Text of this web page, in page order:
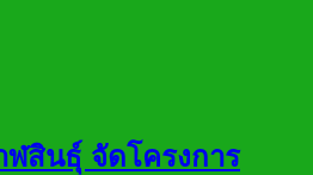
สินธุ์ จัดโครงการ